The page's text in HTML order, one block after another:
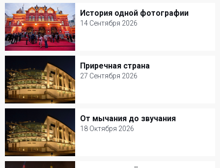
МХТ им. А. П. Чехова
Музыкальный спектакль
История одной фотографии
14 Сентября 2026
История одной фотографии
14 Сентября 2026
Театр Наций
Кукольные
Приречная страна
27 Сентября 2026
Приречная страна
27 Сентября 2026
Мастерская Петра Фоменко
Детские спектакли
От мычания до звучания
18 Октября 2026
От мычания до звучания
18 Октября 2026
Мастерская Петра Фоменко